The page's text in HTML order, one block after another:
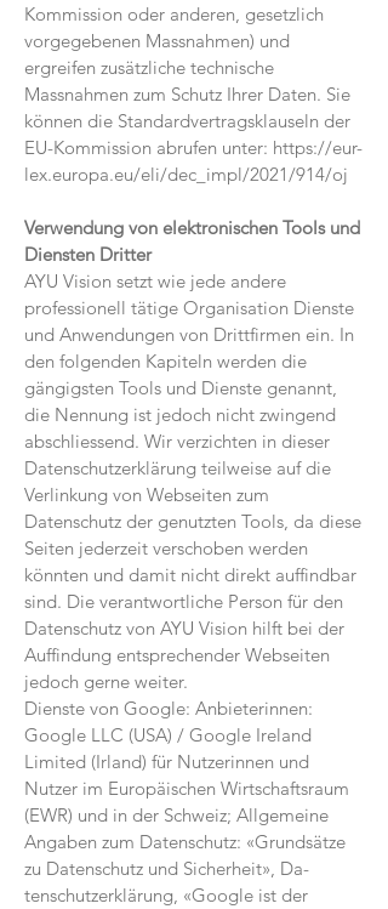
Kommission oder anderen, gesetzlich
vorgegebenen Massnahmen) und
ergreifen zusätzliche technische
Massnahmen zum Schutz Ihrer Daten. Sie
können die Standardvertragsklauseln der
EU-Kommission abrufen unter: https://eur-
lex.europa.eu/eli/dec_impl/2021/914/oj
Verwendung von elektronischen Tools und
Diensten Dritter
AYU Vision setzt wie jede andere
professionell tätige Organisation Dienste
und Anwendungen von Drittfirmen ein. In
den folgenden Kapiteln werden die
gängigsten Tools und Dienste genannt,
die Nennung ist jedoch nicht zwingend
abschliessend. Wir verzichten in dieser
Datenschutz­erklärung teilweise auf die
Verlinkung von Webseiten zum
Datenschutz der genutzten Tools, da diese
Seiten jederzeit verscho­ben werden
könnten und damit nicht direkt auffindbar
sind. Die verantwortliche Person für den
Daten­schutz von AYU Vision hilft bei der
Auffindung entsprechender Webseiten
jedoch gerne weiter.
Dienste von Google: Anbieterinnen:
Google LLC (USA) / Google Ireland
Limited (Irland) für Nutzerinnen und
Nutzer im Europäischen Wirtschaftsraum
(EWR) und in der Schweiz; Allgemeine
Angaben zum Datenschutz: «Grundsätze
zu Datenschutz und Sicherheit», Da-
tenschutzerklärung, «Google ist der